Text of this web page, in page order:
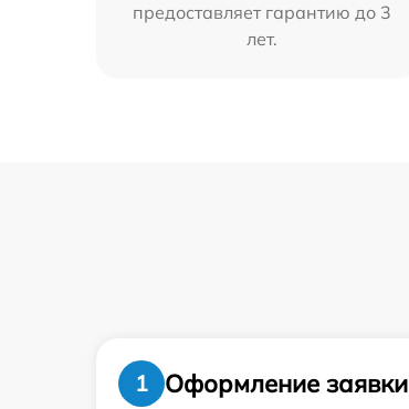
предоставляет гарантию до 3
лет.
1
Оформление заявки